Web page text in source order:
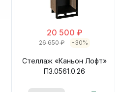
20 500 ₽
26 650 ₽ -30%
Стеллаж «Каньон Лофт»
П3.0561.0.26